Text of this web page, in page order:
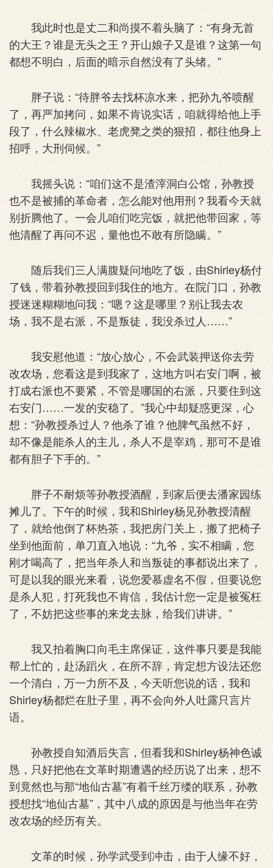
我此时也是丈二和尚摸不着头脑了：“有身无首
的大王？谁是无头之王？开山娘子又是谁？这第一句
都想不明白，后面的暗示自然没有了头绪。”
胖子说：“待胖爷去找杯凉水来，把孙九爷喷醒
了，再严加拷问，如果不肯说实话，咱就得给他上手
段了，什么辣椒水、老虎凳之类的狠招，都往他身上
招呼，大刑伺候。”
我摇头说：“咱们这不是渣滓洞白公馆，孙教授
也不是被捕的革命者，怎么能对他用刑？我看今天就
别折腾他了。一会儿咱们吃完饭，就把他带回家，等
他清醒了再问不迟，量他也不敢有所隐瞒。”
随后我们三人满腹疑问地吃了饭，由Shirley杨付
了钱，带着孙教授回到我住的地方。在院门口，孙教
授迷迷糊糊地问我：“嗯？这是哪里？别让我去农
场，我不是右派，不是叛徒，我没杀过人……”
我安慰他道：“放心放心，不会武装押送你去劳
改农场，您看这是到我家了，这地方叫右安门啊，被
打成右派也不要紧，不管是哪国的右派，只要住到这
右安门……一发的安稳了。”我心中却疑惑更深，心
想：“孙教授杀过人？他杀了谁？他脾气虽然不好，
却不像是能杀人的主儿，杀人不是宰鸡，那可不是谁
都有胆子下手的。”
胖子不耐烦等孙教授酒醒，到家后便去潘家园练
摊儿了。下午的时候，我和Shirley杨见孙教授清醒
了，就给他倒了杯热茶，我把房门关上，搬了把椅子
坐到他面前，单刀直入地说：“九爷，实不相瞒，您
刚才喝高了，把当年杀人和当叛徒的事都说出来了，
可是以我的眼光来看，说您爱慕虚名不假，但要说您
是杀人犯，打死我也不肯信，我估计您一定是被冤枉
了，不妨把这些事的来龙去脉，给我们讲讲。”
我又拍着胸口向毛主席保证，这件事只要是我能
帮上忙的，赴汤蹈火，在所不辞，肯定想方设法还您
一个清白，万一力所不及，今天听您说的话，我和
Shirley杨都烂在肚子里，再不会向外人吐露只言片
语。
孙教授自知酒后失言，但看我和Shirley杨神色诚
恳，只好把他在文革时期遭遇的经历说了出来，想不
到竟然也与那“地仙古墓”有着千丝万缕的联系，孙教
授想找“地仙古墓”，其中八成的原因是与他当年在劳
改农场的经历有关。
文革的时候，孙学武受到冲击，由于人缘不好，